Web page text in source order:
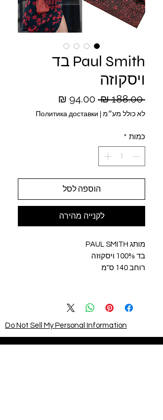
Paul Smith בד
ויסקוזה
‏188.00 ‏₪
מחיר
רגיל
מבצע
לא כולל מע״מ Политика доставки
כמות *
הוספה לסל
לקנייה מהירה
מותג PAUL SMITH
בד 100% ויסקוזה
רוחב 140 ס"מ
Do Not Sell My Personal Information